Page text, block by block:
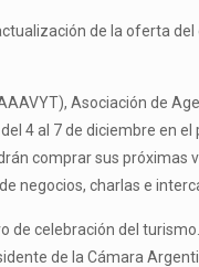
de la oferta
Asociación de
4 al 7 de diciembre en
comprar sus próximas
negocios, charlas e
celebración del
de la Cámara